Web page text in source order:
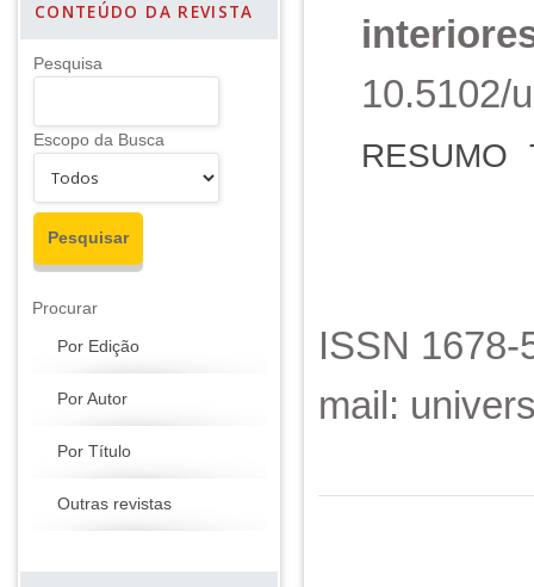
CONTEÚDO DA REVISTA
Pesquisa
Escopo da Busca
Procurar
Por Edição
Por Autor
Por Título
Outras revistas
10.5102/
RESUMO
ISSN
mail: